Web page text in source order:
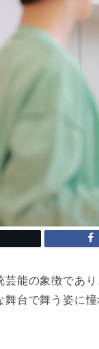
芸能の象徴であ
舞台で舞う姿に